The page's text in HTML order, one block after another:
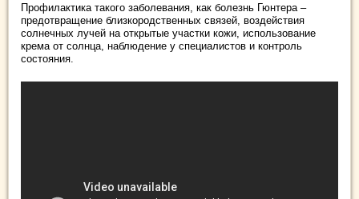
Профилактика такого заболевания, как болезнь Гюнтера –
предотвращение близкородственных связей, воздействия
солнечных лучей на открытые участки кожи, использование
крема от солнца, наблюдение у специалистов и контроль
состояния.